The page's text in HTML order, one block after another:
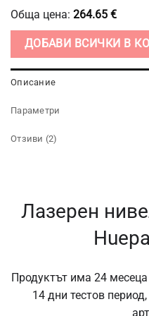
Обща цена: 264.65 €
ДОБАВИ ВСИЧКИ В
Описание
Параметри
Отзиви (2)
Лазерен
Продуктът има 24
14 дни тестов